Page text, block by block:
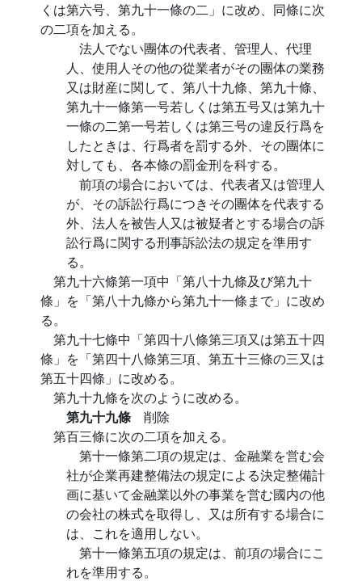
くは第六号、第九十一條の二」に改め、同條に次
の二項を加える。
法人でない團体の代表者、管理人、代理
人、使用人その他の從業者がその團体の業務
又は財産に関して、第八十九條、第九十條、
第九十一條第一号若しくは第五号又は第九十
一條の二第一号若しくは第三号の違反行爲を
したときは、行爲者を罰する外、その團体に
対しても、各本條の罰金刑を科する。
前項の場合においては、代表者又は管理人
が、その訴訟行爲につきその團体を代表する
外、法人を被告人又は被疑者とする場合の訴
訟行爲に関する刑事訴訟法の規定を準用す
る。
第九十六條第一項中「第八十九條及び第九十
條」を「第八十九條から第九十一條まで」に改め
る。
第九十七條中「第四十八條第三項又は第五十四
條」を「第四十八條第三項、第五十三條の三又は
第五十四條」に改める。
第九十九條を次のように改める。
第九十九條 削除
第百三條に次の二項を加える。
第十一條第二項の規定は、金融業を営む会
社が企業再建整備法の規定による決定整備計
画に基いて金融業以外の事業を営む國内の他
の会社の株式を取得し、又は所有する場合に
は、これを適用しない。
第十一條第五項の規定は、前項の場合にこ
れを準用する。